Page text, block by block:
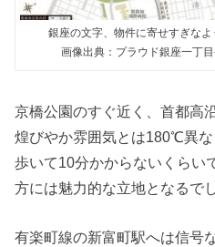
銀座の文字、物件に寄せすぎな
画像出典：プラウド銀座一丁
京橋公園のすぐ近く、首都高
煌びやか雰囲気とは180℃異
歩いて10分かからないくらい
方には魅力的な立地となるで
有楽町線の新富町駅へは信号